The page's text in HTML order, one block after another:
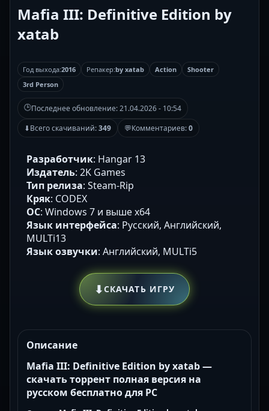
Mafia III: Definitive Edition by
xatab
Год выхода:2016 Репакер:by xatab Action
Shooter
3rd Person
🕒Последнее обновление:21.04.2026 - 10:54
⬇Всего скачиваний:349 💬Комментариев:0
Разработчик: Hangar 13
Издатель: 2K Games
Тип релиза: Steam-Rip
Кряк: CODEX
ОС: Windows 7 и выше х64
Язык интерфейса: Русский, Английский,
MULTi13
Язык озвучки: Английский, MULTi5
⬇СКАЧАТЬ ИГРУ
Описание
Mafia III: Definitive Edition by xatab —
скачать торрент полная версия на
русском бесплатно для PC